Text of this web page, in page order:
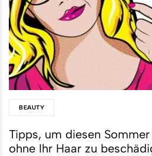
BEAUTY
Tipps, um diesen
ohne Ihr Haar zu